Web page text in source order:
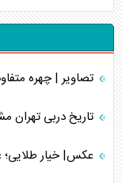
تصاویر | چهره
تاریخ دربی
عکس| خیار طلایی؛